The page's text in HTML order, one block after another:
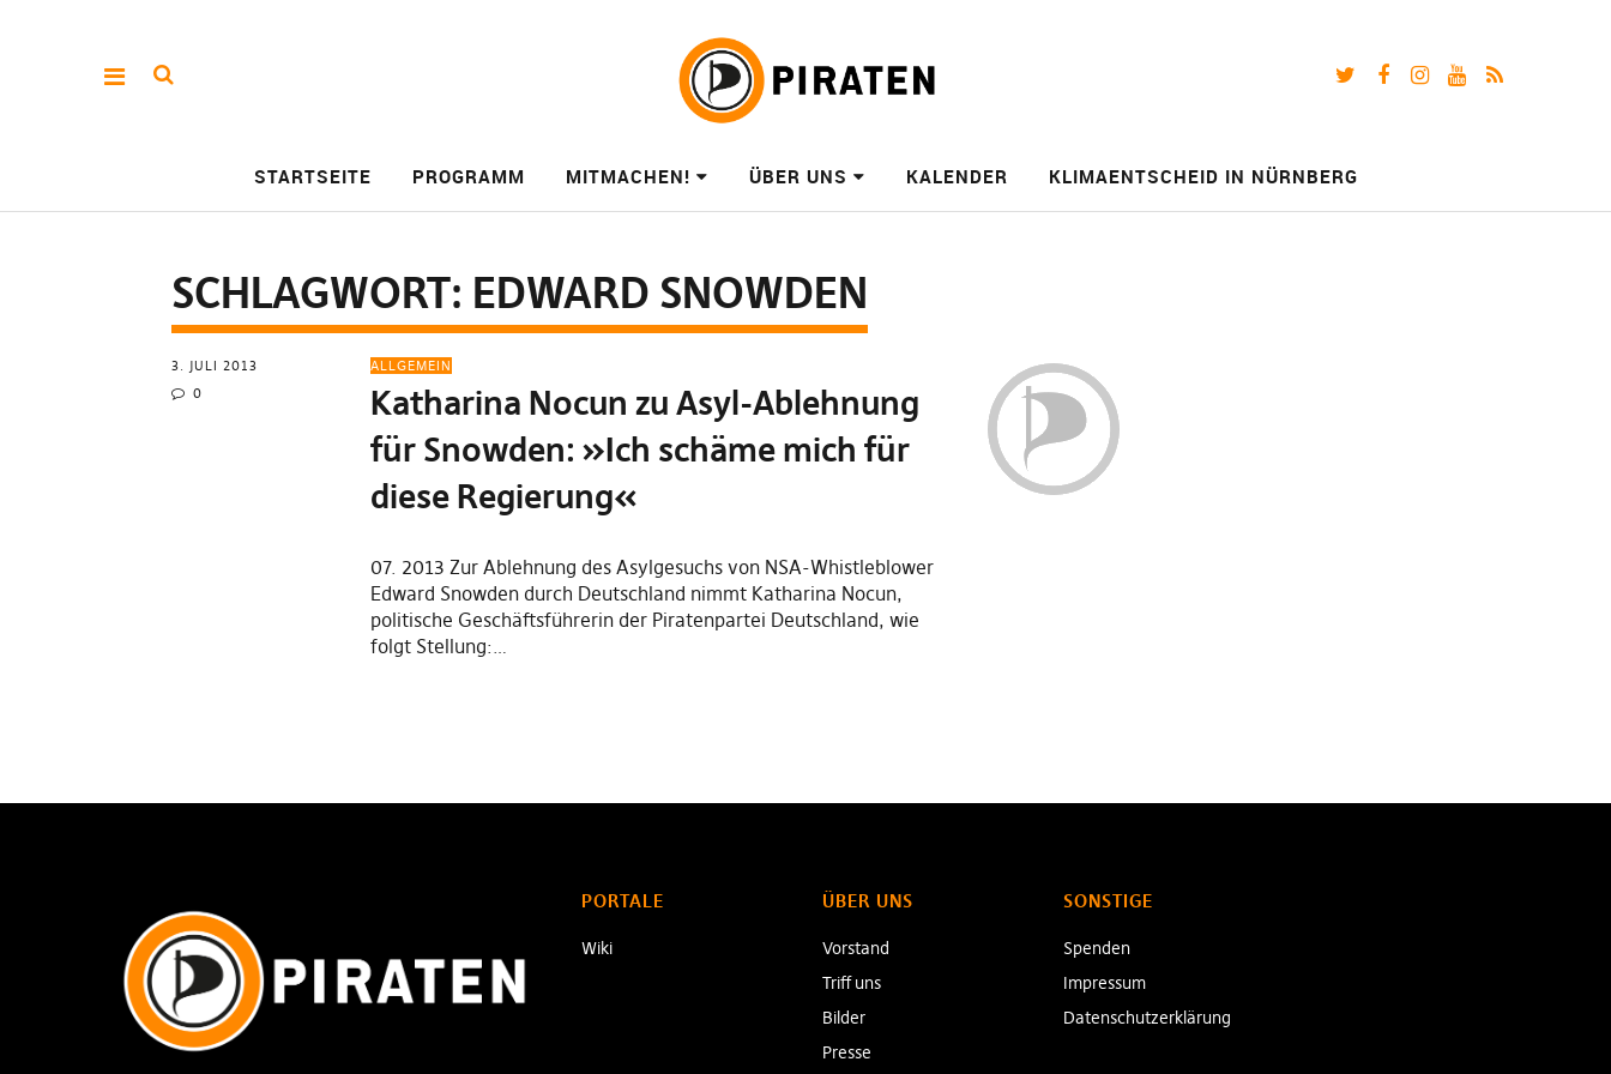
STARTSEITE
PROGRAMM MITMACHEN! ÜBER UNS KALENDER KLIMAENTSCHEID IN NÜRNBERG
SCHLAGWORT: EDWARD SNOWDEN
3. JULI 2013
0
ALLGEMEIN
Katharina Nocun zu Asyl-Ablehnung
für Snowden: »Ich schäme mich für
diese Regierung«
07. 2013 Zur Ablehnung des Asylgesuchs von NSA-Whistleblower
Edward Snowden durch Deutschland nimmt Katharina Nocun,
politische Geschäftsführerin der Piratenpartei Deutschland, wie
folgt Stellung:…
PORTALE
Wiki
ÜBER UNS
Vorstand
Triff uns
Bilder
Presse
SONSTIGE
Spenden
Impressum
Datenschutzerklärung